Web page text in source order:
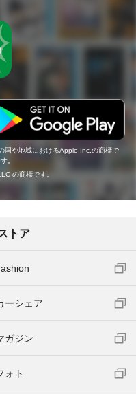
国や地域におけるApple Inc.の商標で
。
の商標です。
トア
ーシェア
ガジン
ォト